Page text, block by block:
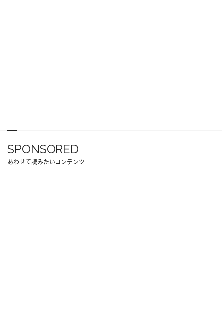
SPONSORED
あわせて読みたいコンテンツ